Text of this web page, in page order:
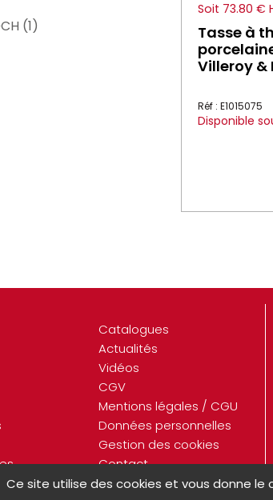
Soit 73.80 €
Tasse à
Villeroy &
Réf : E1015075
Disponible
(1)
Catalogues
Actualités
Vidéos
CGV
Mentions légales / CGU
Données personnelles
Gestion des cookies
Contact
Ce site utilise des cookies et vous donne